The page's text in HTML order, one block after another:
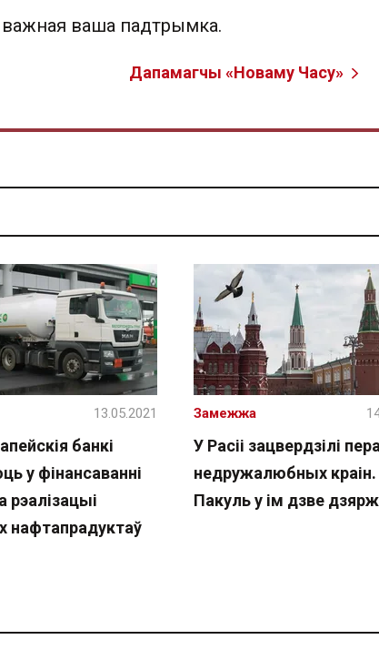
важная ваша падтрымка.
Дапамагчы «Новаму Часу»
банкі
у фінансаванні
рэалізацыі
нафтапрадуктаў
13.05.2021
У Расіі зацвердзілі
недружалюбных краін.
Пакуль у ім дзве
Замежжа